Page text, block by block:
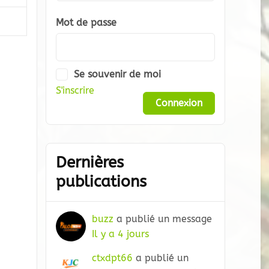
Mot de passe
Se souvenir de moi
S'inscrire
Dernières
publications
buzz a publié un message
Il y a 4 jours
ctxdpt66 a publié un